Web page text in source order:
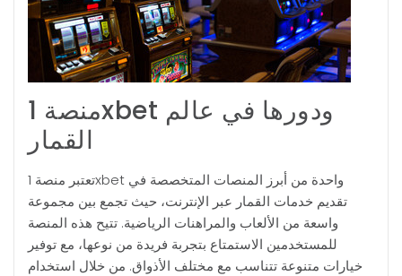
منصة 1xbet ودورها في عالم
القمار
تعتبر منصة 1xbet واحدة من أبرز المنصات المتخصصة في
تقديم خدمات القمار عبر الإنترنت، حيث تجمع بين مجموعة
واسعة من الألعاب والمراهنات الرياضية. تتيح هذه المنصة
للمستخدمين الاستمتاع بتجربة فريدة من نوعها، مع توفير
خيارات متنوعة تتناسب مع مختلف الأذواق. من خلال استخدام